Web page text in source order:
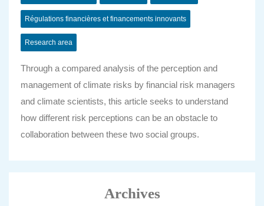
Régulations financières et financements innovants
Research area
Through a compared analysis of the perception and
management of climate risks by financial risk managers
and climate scientists, this article seeks to understand
how different risk perceptions can be an obstacle to
collaboration between these two social groups.
Archives